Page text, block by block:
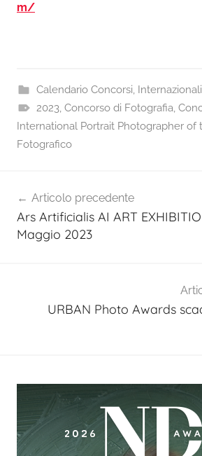
m/
Calendario Concorsi, Internazionali
2023, Concorso di Fotografia,
International Portrait Photographer of
Fotografico
articoli
Articolo precedente
Ars Artificialis AI ART
Maggio 2023
URBAN Photo Awards